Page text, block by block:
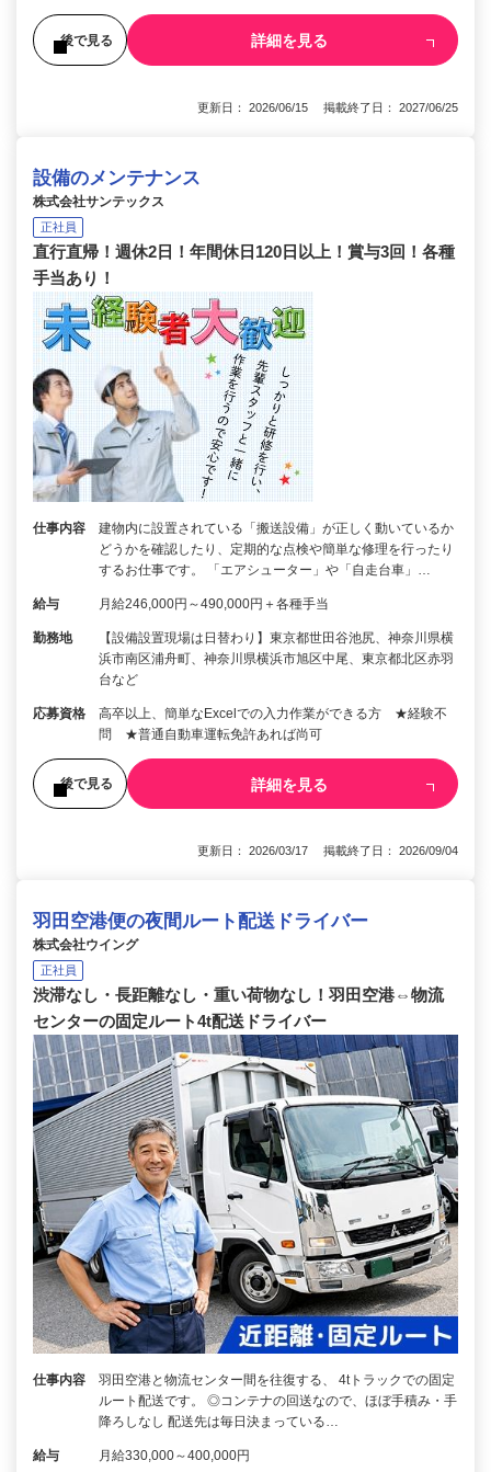
後で見る 詳細を見る
更新日： 2026/06/15 掲載終了日： 2027/06/25
設備のメンテナンス
株式会社サンテックス
正社員
直行直帰！週休2日！年間休日120日以上！賞与3回！各種
手当あり！
仕事内容
建物内に設置されている「搬送設備」が正しく動いているか
どうかを確認したり、定期的な点検や簡単な修理を行ったり
するお仕事です。 「エアシューター」や「自走台車」…
給与 月給246,000円～490,000円＋各種手当
勤務地
【設備設置現場は日替わり】東京都世田谷池尻、神奈川県横
浜市南区浦舟町、神奈川県横浜市旭区中尾、東京都北区赤羽
台など
応募資格
高卒以上、簡単なExcelでの入力作業ができる方 ★経験不
問 ★普通自動車運転免許あれば尚可
後で見る 詳細を見る
更新日： 2026/03/17 掲載終了日： 2026/09/04
羽田空港便の夜間ルート配送ドライバー
株式会社ウイング
正社員
渋滞なし・長距離なし・重い荷物なし！羽田空港⇔物流
センターの固定ルート4t配送ドライバー
仕事内容
羽田空港と物流センター間を往復する、 4tトラックでの固定
ルート配送です。 ◎コンテナの回送なので、ほぼ手積み・手
降ろしなし 配送先は毎日決まっている…
給与 月給330,000～400,000円